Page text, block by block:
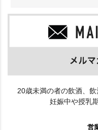
20歳未満の者の飲酒、
妊娠中や授乳
営